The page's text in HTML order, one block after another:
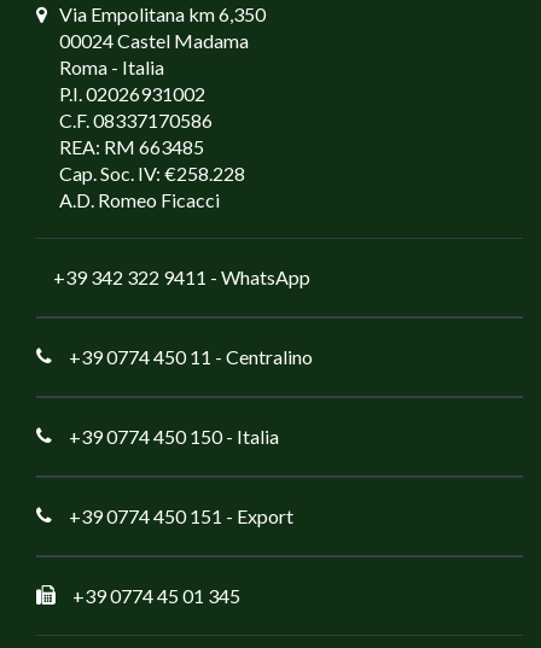
Via Empolitana km 6,350
00024 Castel Madama
Roma - Italia
P.I. 02026931002
C.F. 08337170586
REA: RM 663485
Cap. Soc. IV: €258.228
A.D. Romeo Ficacci
+39 342 322 9411 - WhatsApp
+39 0774 450 11 - Centralino
+39 0774 450 150- Italia
+39 0774 450 151 - Export
+39 0774 45 01 345